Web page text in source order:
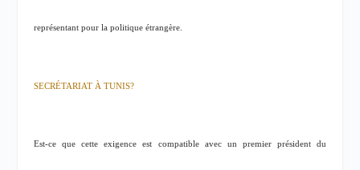
représentant pour la politique étrangère.
SECRÉTARIAT À TUNIS?
Est-ce que cette exigence est compatible avec un premier président du